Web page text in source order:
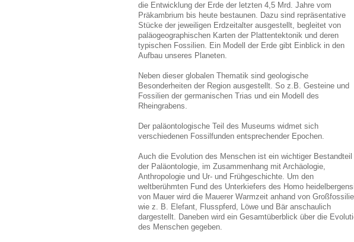
die Entwicklung der Erde der letzten 4,5 Mrd. Jahre vom
Präkambrium bis heute bestaunen. Dazu sind repräsentative
Stücke der jeweiligen Erdzeitalter ausgestellt, begleitet von
paläogeographischen Karten der Plattentektonik und deren
typischen Fossilien. Ein Modell der Erde gibt Einblick in den
Aufbau unseres Planeten.
Neben dieser globalen Thematik sind geologische
Besonderheiten der Region ausgestellt. So z.B. Gesteine und
Fossilien der germanischen Trias und ein Modell des
Rheingrabens.
Der paläontologische Teil des Museums widmet sich
verschiedenen Fossilfunden entsprechender Epochen.
Auch die Evolution des Menschen ist ein wichtiger Bestandteil
der Paläontologie, im Zusammenhang mit Archäologie,
Anthropologie und Ur- und Frühgeschichte. Um den
weltberühmten Fund des Unterkiefers des Homo
von Mauer wird die Mauerer Warmzeit anhand von
wie z. B. Elefant, Flusspferd, Löwe und Bär anschaulich
dargestellt. Daneben wird ein Gesamtüberblick über die
des Menschen gegeben.